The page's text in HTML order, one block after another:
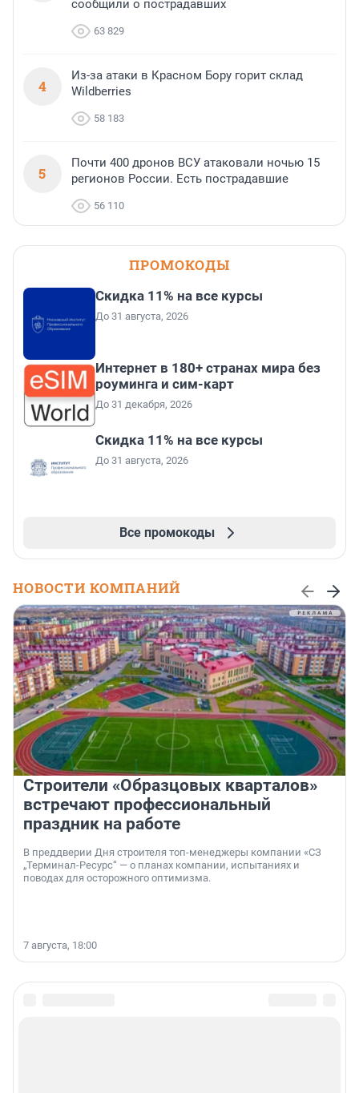
сообщили о пострадавших
63 829
4
Из-за атаки в Красном Бору горит склад
Wildberries
58 183
5
Почти 400 дронов ВСУ атаковали ночью 15
регионов России. Есть пострадавшие
56 110
ПРОМОКОДЫ
Скидка 11% на все курсы
До 31 августа, 2026
Интернет в 180+ странах мира без
роуминга и сим-карт
До 31 декабря, 2026
Скидка 11% на все курсы
До 31 августа, 2026
Все промокоды
НОВОСТИ КОМПАНИЙ
Строители «Образцовых кварталов»
встречают профессиональный
праздник на работе
В преддверии Дня строителя топ-менеджеры компании «СЗ
„Терминал-Ресурс“ — о планах компании, испытаниях и
поводах для осторожного оптимизма.
7 августа, 18:00